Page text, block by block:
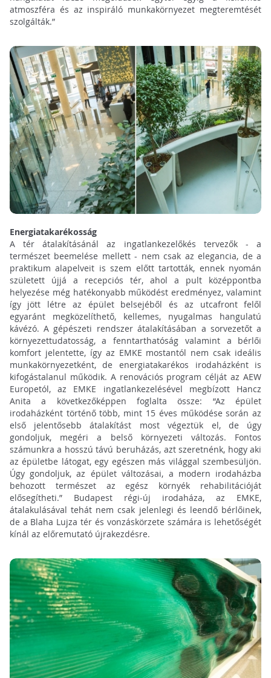
atmoszféra és az inspiráló munkakörnyezet megteremtését
szolgálták.”
Energiatakarékosság
A tér átalakításánál az ingatlankezelőkés tervezők - a
természet beemelése mellett - nem csak az elegancia, de a
praktikum alapelveit is szem előtt tartották, ennek nyomán
született újjá a recepciós tér, ahol a pult középpontba
helyezése még hatékonyabb működést eredményez, valamint
így jött létre az épület belsejéből és az utcafront felől
egyaránt megközelíthető, kellemes, nyugalmas hangulatú
kávézó. A gépészeti rendszer átalakításában a sorvezetőt a
környezettudatosság, a fenntarthatóság valamint a bérlői
komfort jelentette, így az EMKE mostantól nem csak ideális
munkakörnyezetként, de energiatakarékos irodaházként is
kifogástalanul működik. A renovációs program célját az AEW
Europetól, az EMKE ingatlankezelésével megbízott Hancz
Anita a következőképpen foglalta össze: “Az épület
irodaházként történő több, mint 15 éves működése során az
első jelentősebb átalakítást most végeztük el, de úgy
gondoljuk, megéri a belső környezeti változás. Fontos
számunkra a hosszú távú beruházás, azt szeretnénk, hogy aki
az épületbe látogat, egy egészen más világgal szembesüljön.
Úgy gondoljuk, az épület változásai, a modern irodaházba
behozott természet az egész környék rehabilitációját
elősegítheti.” Budapest régi-új irodaháza, az EMKE,
átalakulásával tehát nem csak jelenlegi és leendő bérlőinek,
de a Blaha Lujza tér és vonzáskörzete számára is lehetőségét
kínál az előremutató újrakezdésre.